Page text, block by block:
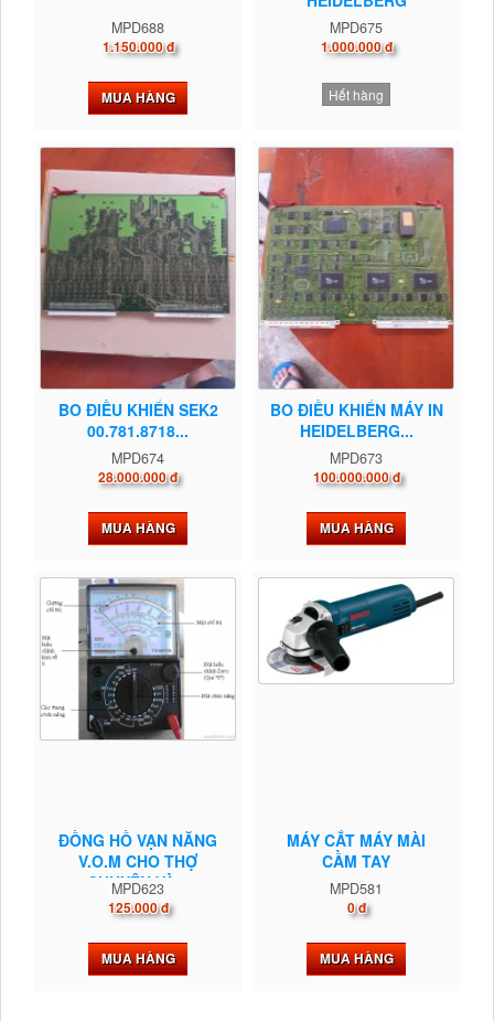
MPD688
1.150.000 đ
MUA HÀNG
MPD675
1.000.000 đ
Hết hàng
BO ĐIỀU KHIỂN SEK2
00.781.8718...
MPD674
28.000.000 đ
MUA HÀNG
BO ĐIỀU KHIỂN MÁY IN
HEIDELBERG...
MPD673
100.000.000 đ
MUA HÀNG
ĐỒNG HỒ VẠN NĂNG
V.O.M CHO THỢ
CHUYÊN VÀ...
MPD623
125.000 đ
MUA HÀNG
MÁY CẮT MÁY MÀI
CẦM TAY
MPD581
0 đ
MUA HÀNG